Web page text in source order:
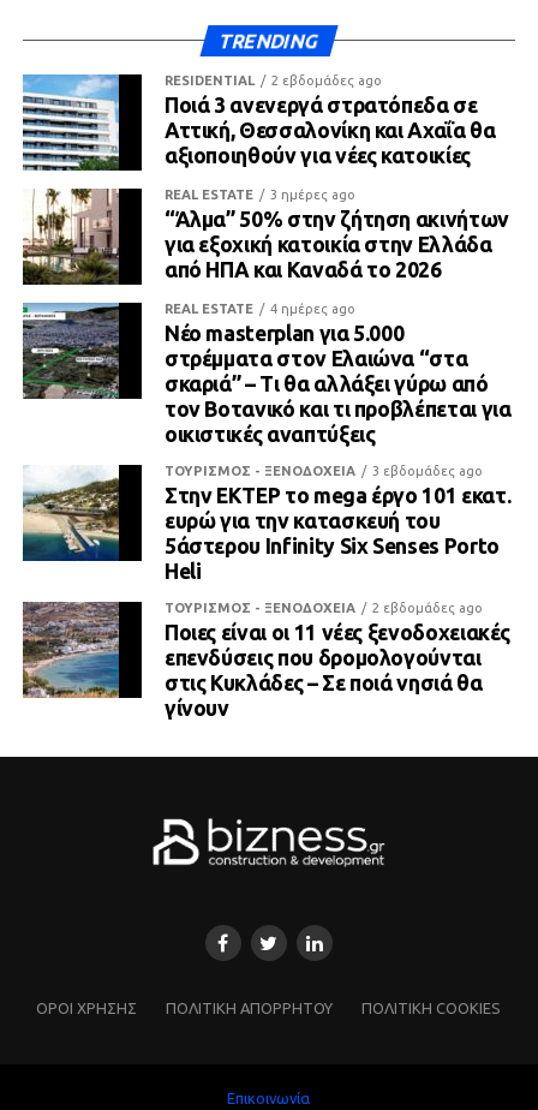
TRENDING
RESIDENTIAL 2 εβδομάδες ago
Ποιά 3 ανενεργά στρατόπεδα σε
Αττική, Θεσσαλονίκη και Αχαΐα θα
αξιοποιηθούν για νέες κατοικίες
REAL ESTATE 3 ημέρες ago
“Άλμα” 50% στην ζήτηση ακινήτων
για εξοχική κατοικία στην Ελλάδα
από ΗΠΑ και Καναδά το 2026
REAL ESTATE 4 ημέρες ago
Νέο masterplan για 5.000
στρέμματα στον Ελαιώνα “στα
σκαριά” – Τι θα αλλάξει γύρω από
τον Βοτανικό και τι προβλέπεται για
οικιστικές αναπτύξεις
ΤΟΥΡΙΣΜΟΣ - ΞΕΝΟΔΟΧΕΙΑ 3 εβδομάδες ago
Στην ΕΚΤΕΡ το mega έργο 101 εκατ.
ευρώ για την κατασκευή του
5άστερου Infinity Six Senses Porto
Heli
ΤΟΥΡΙΣΜΟΣ - ΞΕΝΟΔΟΧΕΙΑ 2 εβδομάδες ago
Ποιες είναι οι 11 νέες ξενοδοχειακές
επενδύσεις που δρομολογούνται
στις Κυκλάδες – Σε ποιά νησιά θα
γίνουν
ΌΡΟΙ ΧΡΗΣΗΣ ΠΟΛΙΤΙΚΗ ΑΠΟΡΡΗΤΟΥ ΠΟΛΙΤΙΚΗ COOKIES
Επικοινωνία